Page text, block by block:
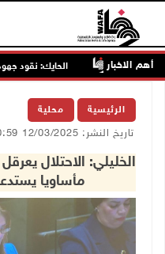
أهم الاخبار الحايك: نقود جهودا
الرئيسية محلية
تاريخ النشر: 12/03/2025 10:59 ص
الخليلي: الاحتلال
مأساويا